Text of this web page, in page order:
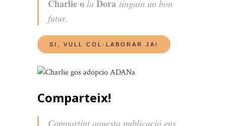
Charlie o la Dora tinguin un bon
futur.
Comparteix!
Compartint aquesta publicació ens